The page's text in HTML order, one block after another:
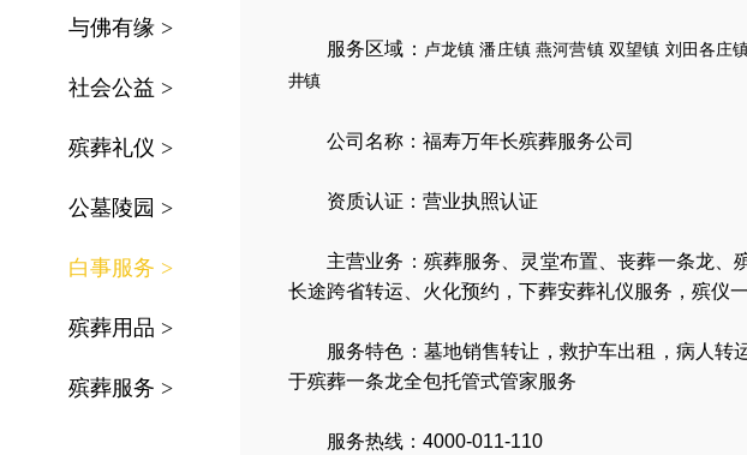
与佛有缘 >
社会公益 >
殡葬礼仪 >
公墓陵园 >
白事服务 >
殡葬用品 >
殡葬服务 >
服务区域： 卢龙镇 潘庄镇 燕河营镇 双望镇 刘田各庄
井镇
公司名称： 福寿万年长殡葬服务公司
资质认证：营业执照认证
主营业务： 殡葬服务 灵堂布置 、丧葬一条龙 、
长途跨省转运
火化预约 ， 下葬安葬礼仪服务 ， 殡仪
服务特色： 墓地销售转让 ， 救护车出租 ， 病人转
于殡葬一条龙全包托管式管家服务
服务热线：4000-011-110